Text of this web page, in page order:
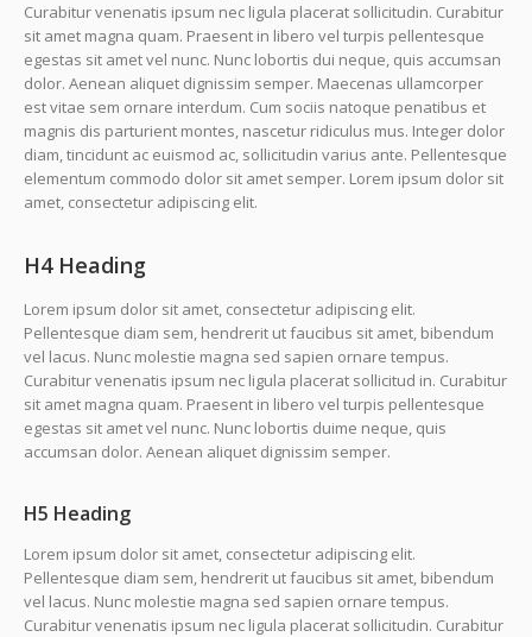
Curabitur venenatis ipsum nec ligula placerat sollicitudin. Curabitur
sit amet magna quam. Praesent in libero vel turpis pellentesque
egestas sit amet vel nunc. Nunc lobortis dui neque, quis accumsan
dolor. Aenean aliquet dignissim semper. Maecenas ullamcorper
est vitae sem ornare interdum. Cum sociis natoque penatibus et
magnis dis parturient montes, nascetur ridiculus mus. Integer dolor
diam, tincidunt ac euismod ac, sollicitudin varius ante. Pellentesque
elementum commodo dolor sit amet semper. Lorem ipsum dolor sit
amet, consectetur adipiscing elit.
H4 Heading
Lorem ipsum dolor sit amet, consectetur adipiscing elit.
Pellentesque diam sem, hendrerit ut faucibus sit amet, bibendum
vel lacus. Nunc molestie magna sed sapien ornare tempus.
Curabitur venenatis ipsum nec ligula placerat sollicitud in. Curabitur
sit amet magna quam. Praesent in libero vel turpis pellentesque
egestas sit amet vel nunc. Nunc lobortis duime neque, quis
accumsan dolor. Aenean aliquet dignissim semper.
H5 Heading
Lorem ipsum dolor sit amet, consectetur adipiscing elit.
Pellentesque diam sem, hendrerit ut faucibus sit amet, bibendum
vel lacus. Nunc molestie magna sed sapien ornare tempus.
Curabitur venenatis ipsum nec ligula placerat sollicitudin. Curabitur